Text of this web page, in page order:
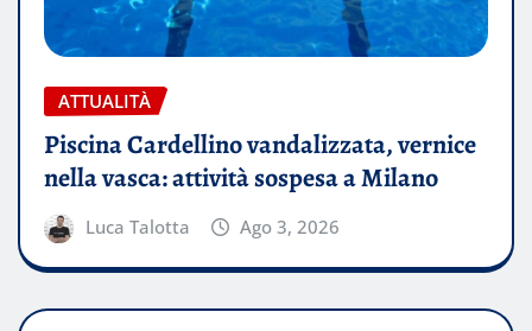
ATTUALITÀ
Piscina Cardellino vandalizzata, vernice
nella vasca: attività sospesa a Milano
Luca Talotta Ago 3, 2026